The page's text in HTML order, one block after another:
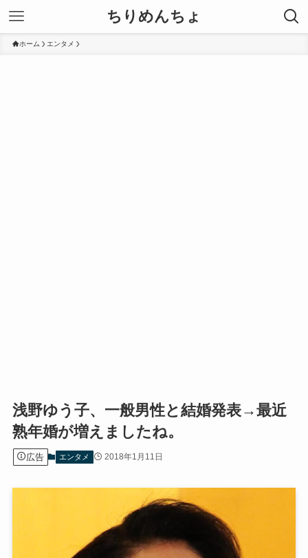
ちりめんちょ
ホーム エンタメ
浅野ゆう子、一般男性と結婚発表→最近
熟年婚が増えましたね。
広告 エンタメ 2018年1月11日